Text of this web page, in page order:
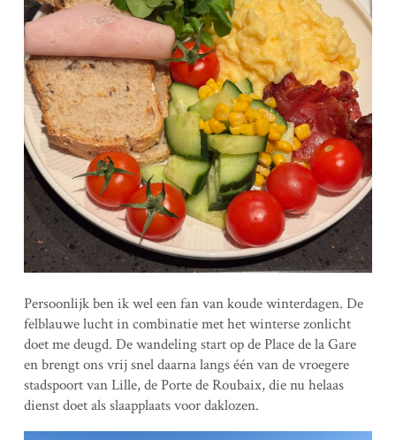
Persoonlijk ben ik wel een fan van koude winterdagen. De
felblauwe lucht in combinatie met het winterse zonlicht
doet me deugd. De wandeling start op de Place de la Gare
en brengt ons vrij snel daarna langs één van de vroegere
stadspoort van Lille, de Porte de Roubaix, die nu helaas
dienst doet als slaapplaats voor daklozen.